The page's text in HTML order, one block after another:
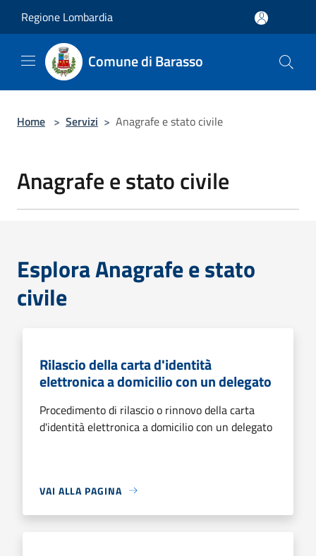
Regione Lombardia
Comune di Barasso
Home > Servizi > Anagrafe e stato civile
Anagrafe e stato civile
Esplora Anagrafe e stato
civile
Rilascio della carta d'identità
elettronica a domicilio con un delegato
Procedimento di rilascio o rinnovo della carta
d'identità elettronica a domicilio con un delegato
VAI ALLA PAGINA